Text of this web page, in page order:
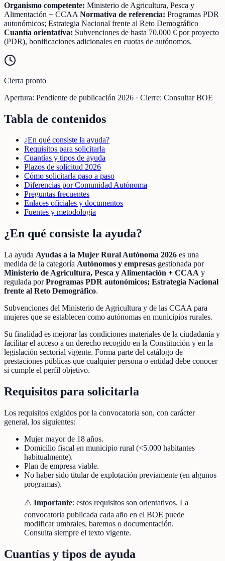
Organismo competente: Ministerio de Agricultura, Pesca y
Alimentación + CCAA Normativa de referencia: Programas PDR
autonómicos; Estrategia Nacional frente al Reto Demográfico
Cuantía orientativa: Subvenciones de hasta 70.000 € por proyecto
(PDR), bonificaciones adicionales en cuotas de autónomos.
Cierra pronto
Apertura: Pendiente de publicación 2026 · Cierre: Consultar BOE
Tabla de contenidos
¿En qué consiste la ayuda?
Requisitos para solicitarla
Cuantías y tipos de ayuda
Plazos de solicitud 2026
Cómo solicitarla paso a paso
Diferencias por Comunidad Autónoma
Preguntas frecuentes
Enlaces oficiales y documentos
Fuentes y metodología
¿En qué consiste la ayuda?
La ayuda Ayudas a la Mujer Rural Autónoma 2026 es una
medida de la categoría Autónomos y empresas gestionada por
Ministerio de Agricultura, Pesca y Alimentación + CCAA y
regulada porProgramas PDR autonómicos; Estrategia Nacional
frente al Reto Demográfico.
Subvenciones del Ministerio de Agricultura y de las CCAA para
mujeres que se establecen como autónomas en municipios rurales.
Su finalidad es mejorar las condiciones materiales de la ciudadanía y
facilitar el acceso a un derecho recogido en la Constitución y en la
legislación sectorial vigente. Forma parte del catálogo de
prestaciones públicas que cualquier persona o entidad debe conocer
si cumple el perfil objetivo.
Requisitos para solicitarla
Los requisitos exigidos por la convocatoria son, con carácter
general, los siguientes:
Mujer mayor de 18 años.
Domicilio fiscal en municipio rural (<5.000 habitantes
habitualmente).
Plan de empresa viable.
No haber sido titular de explotación previamente (en algunos
programas).
⚠️ Importante: estos requisitos son orientativos. La
convocatoria publicada cada año en el BOE puede
modificar umbrales, baremos o documentación.
Consulta siempre el texto vigente.
Cuantías y tipos de ayuda